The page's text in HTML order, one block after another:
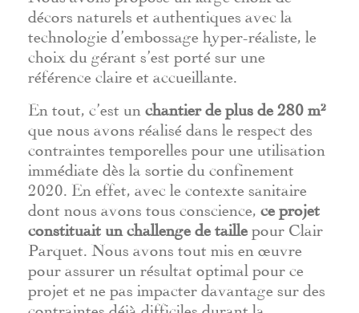
décors naturels et authentiques avec la
technologie d’embossage hyper-réaliste, le
choix du gérant s’est porté sur une
référence claire et accueillante.
En tout, c’est un chantier de plus de 280 m²
que nous avons réalisé dans le respect des
contraintes temporelles pour une utilisation
immédiate dès la sortie du confinement
2020. En effet, avec le contexte sanitaire
dont nous avons tous conscience, ce projet
constituait un challenge de taille pour Clair
Parquet. Nous avons tout mis en œuvre
pour assurer un résultat optimal pour ce
projet et ne pas impacter davantage sur des
contraintes déjà difficiles durant la